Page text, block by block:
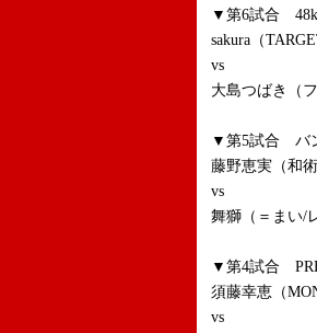
▼第6試合
sakura（
vs
大島つばき（
▼第5試合 バ
藤野恵実（和術
vs
舞獅（＝まい/
▼第4試合
須藤幸恵（
vs